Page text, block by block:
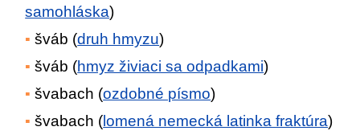
samohláska)
šváb (druh hmyzu)
šváb (hmyz živiaci sa odpadkami)
švabach (ozdobné písmo)
švabach (lomená nemecká latinka fraktúra)